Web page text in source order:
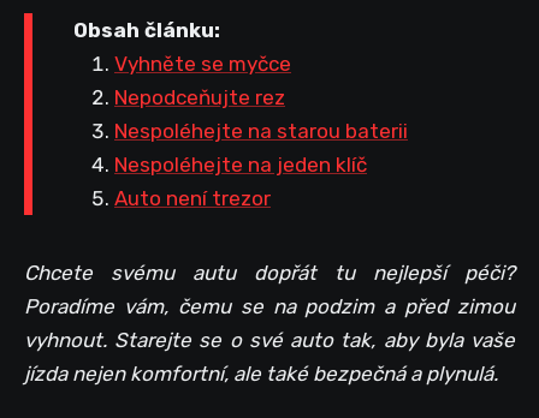
Obsah článku:
Vyhněte se myčce
Nepodceňujte rez
Nespoléhejte na starou baterii
Nespoléhejte na jeden klíč
Auto není trezor
Chcete svému autu dopřát tu nejlepší péči?
Poradíme vám, čemu se na podzim a před zimou
vyhnout. Starejte se o své auto tak, aby byla vaše
jízda nejen komfortní, ale také bezpečná a plynulá.